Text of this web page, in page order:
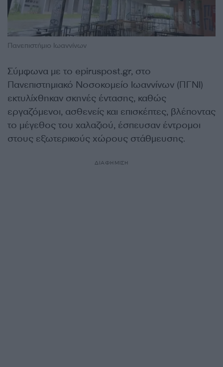
Πανεπιστήμιο Ιωαννίνων
Σύμφωνα με το epiruspost.gr, στο
Πανεπιστημιακό Νοσοκομείο Ιωαννίνων (ΠΓΝΙ)
εκτυλίχθηκαν σκηνές έντασης, καθώς
εργαζόμενοι, ασθενείς και επισκέπτες, βλέποντας
το μέγεθος του χαλαζιού, έσπευσαν έντρομοι
στους εξωτερικούς χώρους στάθμευσης.
ΔΙΑΦΗΜΙΣΗ